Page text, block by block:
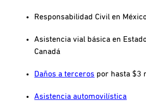
Responsabilidad Civil en
Asistencia vial básica en
Canadá
Daños a terceros por hasta $3
Asistencia automovilística